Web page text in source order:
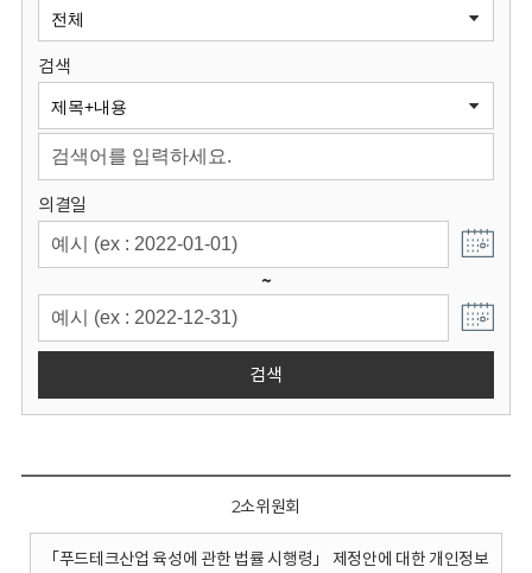
원
회
검색
의결일
~
검색
2소위원회
「푸드테크산업 육성에 관한 법률 시행령」 제정안에 대한 개인정보